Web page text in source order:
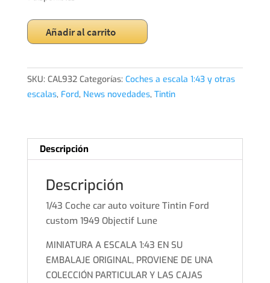
1/43
Coche
auto
1949
Objectif
Lune
cantidad
Añadir al carrito
SKU: CAL932 Categorías: Coches a escala 1:43 y otras
escalas, Ford, News novedades, Tintin
Descripción
Descripción
1/43 Coche car auto voiture Tintin Ford
custom 1949 Objectif Lune
MINIATURA A ESCALA 1:43 EN SU
EMBALAJE ORIGINAL, PROVIENE DE UNA
COLECCIÓN PARTICULAR Y LAS CAJAS